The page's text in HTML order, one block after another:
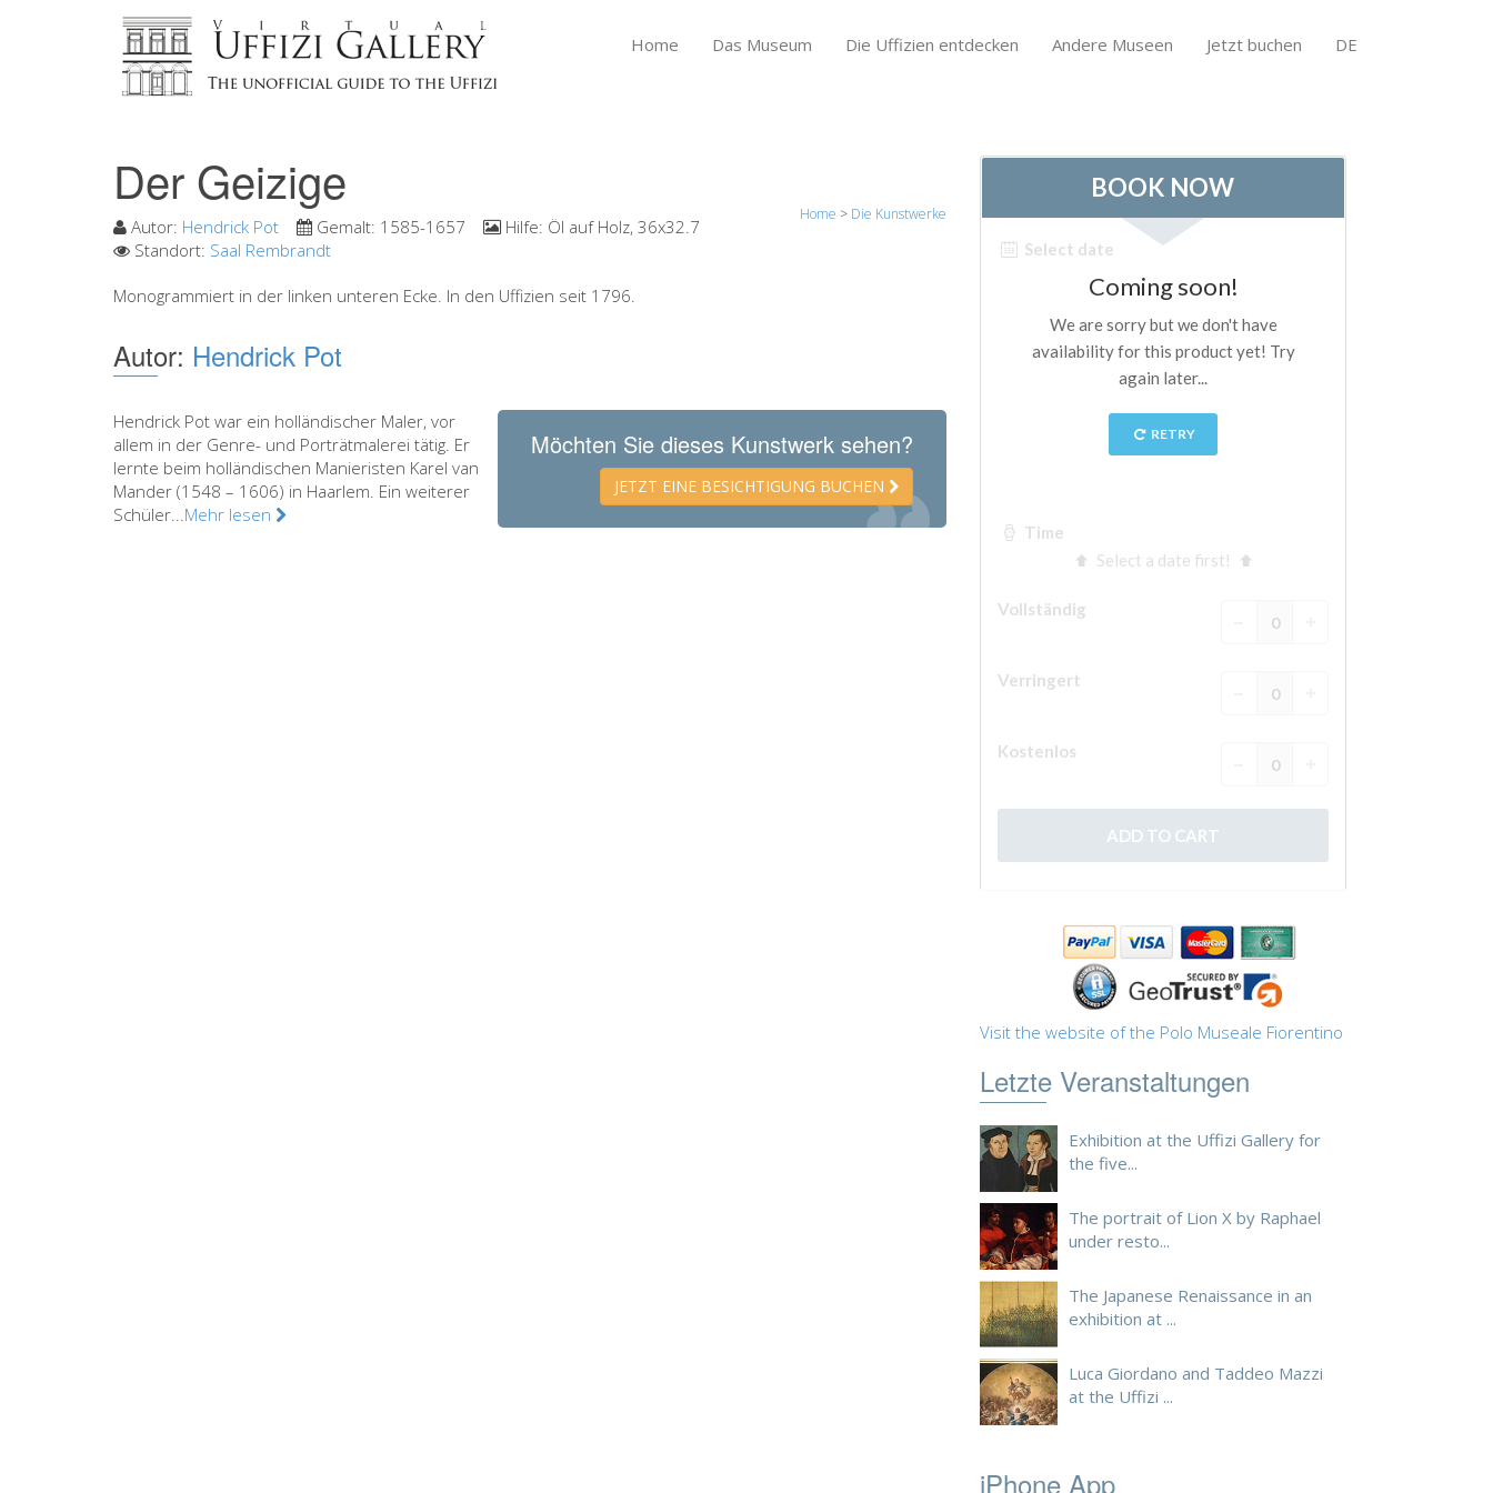
Home Das Museum Die Uffizien entdecken Andere Museen Jetzt buchen DE
Der Geizige
Home > Die Kunstwerke
Autor: Hendrick Pot Gemalt: 1585-1657 Hilfe: Öl auf Holz, 36x32.7
Standort: Saal Rembrandt
Monogrammiert in der linken unteren Ecke. In den Uffizien seit 1796.
Autor: Hendrick Pot
Möchten Sie dieses Kunstwerk sehen?
JETZT EINE BESICHTIGUNG BUCHEN
Hendrick Pot war ein holländischer Maler, vor
allem in der Genre- und Porträtmalerei tätig. Er
lernte beim holländischen Manieristen Karel van
Mander (1548 – 1606) in Haarlem. Ein weiterer
Schüler...Mehr lesen
Visit the website of the Polo Museale Fiorentino
Letzte Veranstaltungen
Exhibition at the Uffizi Gallery for
the five...
The portrait of Lion X by Raphael
under resto...
The Japanese Renaissance in an
exhibition at ...
Luca Giordano and Taddeo Mazzi
at the Uffizi ...
iPhone App